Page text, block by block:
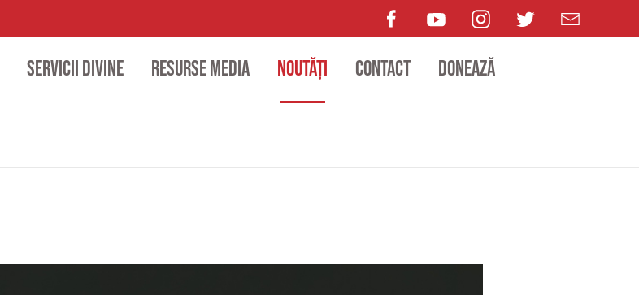
Servicii divine Resurse media Noutăți Contact Donează